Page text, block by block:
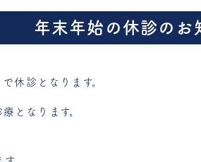
年末年始の休診のお
で休診となります。
となります。